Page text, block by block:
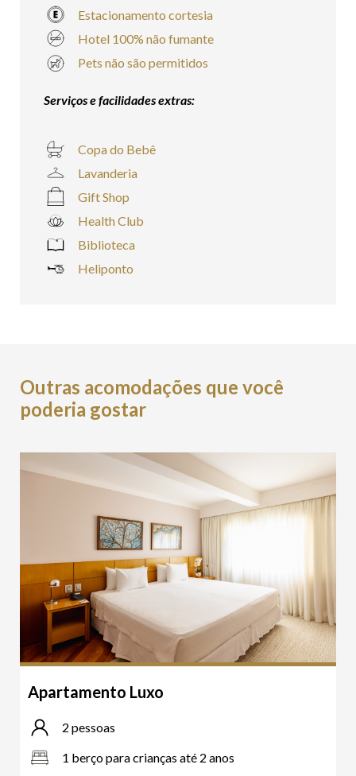
Estacionamento cortesia
Hotel 100% não fumante
Pets não são permitidos
Serviços e facilidades extras:
Copa do Bebê
Lavanderia
Gift Shop
Health Club
Biblioteca
Heliponto
Outras acomodações que você
poderia gostar
Apartamento Luxo
2 pessoas
1 berço para crianças até 2 anos